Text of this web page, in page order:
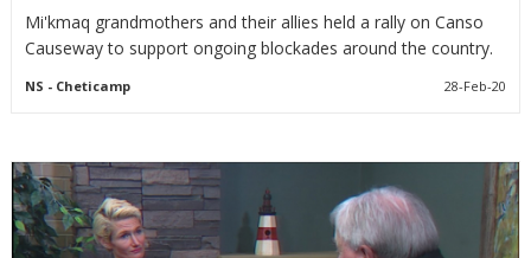
Mi'kmaq grandmothers and their allies held a rally on Canso
Causeway to support ongoing blockades around the country.
NS - Cheticamp 28-Feb-20